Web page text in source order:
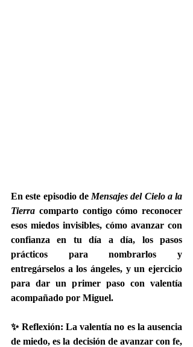
En este episodio de Mensajes del Cielo a la
Tierra comparto contigo cómo reconocer
esos miedos invisibles, cómo avanzar con
confianza en tu día a día, los pasos
prácticos para nombrarlos y
entregárselos a los ángeles, y un ejercicio
para dar un primer paso con valentía
acompañado por Miguel.
✨ Reflexión: La valentía no es la ausencia
de miedo, es la decisión de avanzar con fe,